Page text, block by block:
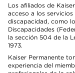
Los afiliados de
acceso a los
discapacidad, como
Discapacidades
la sección 504 de la
1973.
Kaiser Permanente
experiencia del